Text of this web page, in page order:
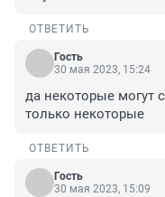
ОТВЕТИТЬ
Гость
30 мая 2023, 15:24
да некоторые могут
только некоторые
ОТВЕТИТЬ
Гость
30 мая 2023, 15:09